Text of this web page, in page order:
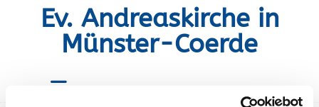
Ev. Andreaskirche in
Münster-Coerde